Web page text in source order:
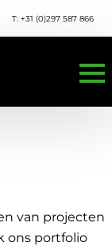
T: +31 (0)297 587 866
van projecten
ons portfolio